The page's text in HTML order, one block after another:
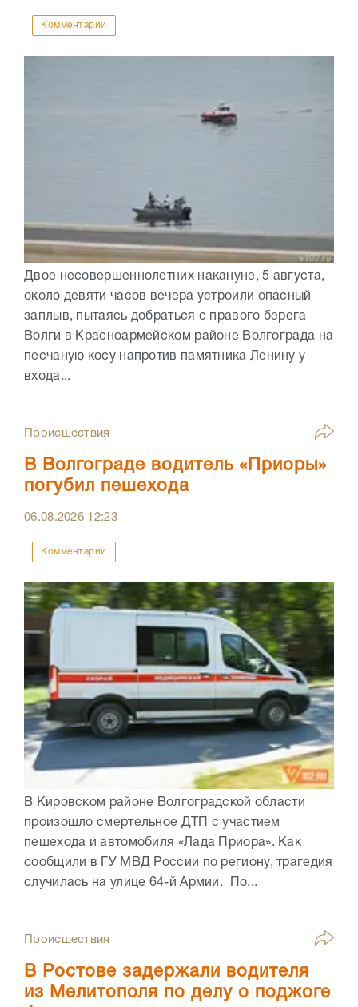
Комментарии
Двое несовершеннолетних накануне, 5 августа,
около девяти часов вечера устроили опасный
заплыв, пытаясь добраться с правого берега
Волги в Красноармейском районе Волгограда на
песчаную косу напротив памятника Ленину у
входа...
Происшествия
В Волгограде водитель «Приоры»
погубил пешехода
06.08.2026 12:23
Комментарии
В Кировском районе Волгоградской области
произошло смертельное ДТП с участием
пешехода и автомобиля «Лада Приора». Как
сообщили в ГУ МВД России по региону, трагедия
случилась на улице 64-й Армии. По...
Происшествия
В Ростове задержали водителя
из Мелитополя по делу о поджоге